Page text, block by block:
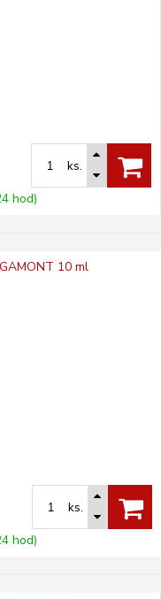
ks.
hod)
10 ml
ks.
hod)